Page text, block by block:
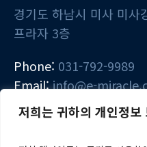
저희는 귀하의 개인정
경기도 하남시 미사 미
프라자 3층
Phone: 031-792-9989
Email:info@e-